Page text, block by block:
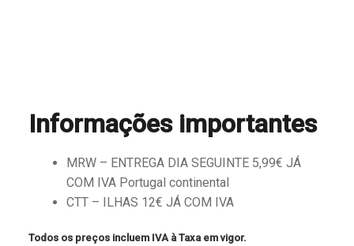
Informações importantes
MRW – ENTREGA DIA SEGUINTE 5,99€ JÁ
COM IVA Portugal continental
CTT – ILHAS 12€ JÁ COM IVA
Todos os preços incluem IVA à Taxa em vigor.